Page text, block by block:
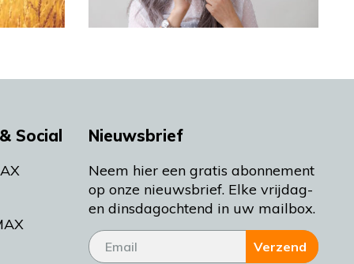
Social Nieuwsbrief
Neem hier een gratis abonnement
op onze nieuwsbrief. Elke vrijdag-
en dinsdagochtend in uw mailbox.
Verzend